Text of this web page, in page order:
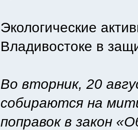
Экологические
Владивостоке в
Во вторник, 20
собираются на
поправок в закон